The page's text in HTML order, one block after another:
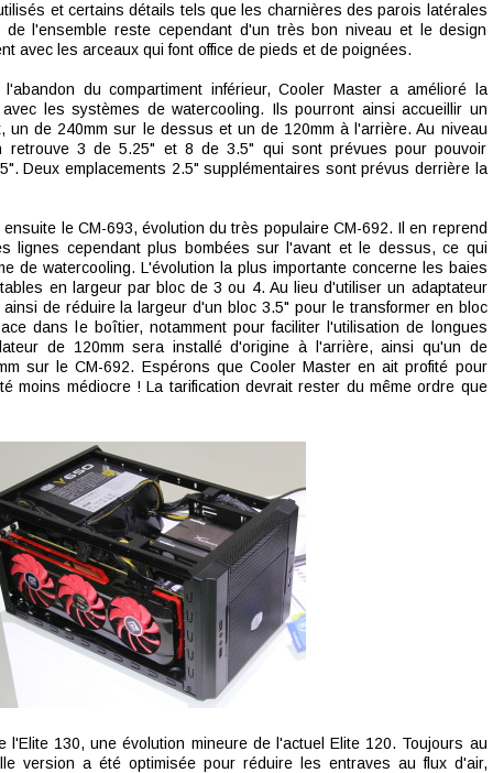
et certains détails tels que les charnières des parois latérales
de l'ensemble reste cependant d'un très bon niveau et le design
avec les arceaux qui font office de pieds et de poignées.
du compartiment inférieur, Cooler Master a amélioré la
les systèmes de watercooling. Ils pourront ainsi accueillir un
un de 240mm sur le dessus et un de 120mm à l'arrière. Au niveau
retrouve 3 de 5.25" et 8 de 3.5" qui sont prévues pour pouvoir
Deux emplacements 2.5" supplémentaires sont prévus derrière la
le CM-693, évolution du très populaire CM-692. Il en reprend
lignes cependant plus bombées sur l'avant et le dessus, ce qui
de watercooling. L'évolution la plus importante concerne les baies
en largeur par bloc de 3 ou 4. Au lieu d'utiliser un adaptateur
de réduire la largeur d'un bloc 3.5" pour le transformer en bloc
dans le boîtier, notamment pour faciliter l'utilisation de longues
de 120mm sera installé d'origine à l'arrière, ainsi qu'un de
sur le CM-692. Espérons que Cooler Master en ait profité pour
moins médiocre ! La tarification devrait rester du même ordre que
l'Elite 130, une évolution mineure de l'actuel Elite 120. Toujours au
version a été optimisée pour réduire les entraves au flux d'air,